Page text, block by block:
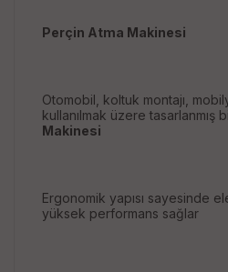
Perçin Atma Makinesi
Otomobil, koltuk montajı,
kullanılmak üzere tasarlanmış
Makinesi
Ergonomik yapısı sayesinde
yüksek performans sağlar